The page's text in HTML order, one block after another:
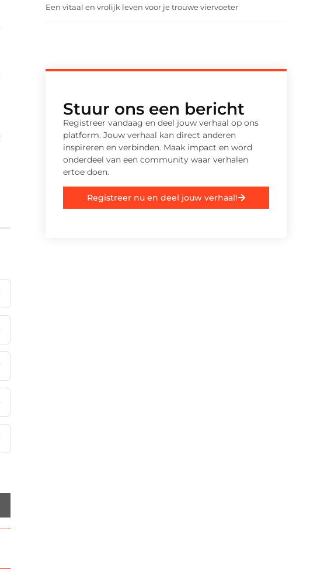
Een vitaal en vrolijk leven voor je trouwe viervoeter
Stuur ons een bericht
Registreer vandaag en deel jouw verhaal op ons
platform. Jouw verhaal kan direct anderen
inspireren en verbinden. Maak impact en word
onderdeel van een community waar verhalen
ertoe doen.
Registreer nu en deel jouw verhaal!